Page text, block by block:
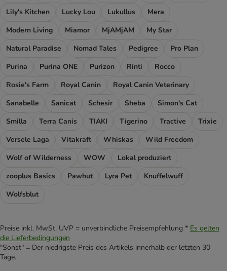
Lily's Kitchen
Lucky Lou Lukullus
Mera
Modern Living
Miamor MjAMjAM
My Star
Natural Paradise
Nomad Tales Pedigree
Pro Plan
Purina
Purina ONE Purizon Rinti
Rocco
Rosie's Farm
Royal Canin
Royal Canin Veterinary
Sanabelle
Sanicat Schesir Sheba
Simon's Cat
Smilla
Terra Canis TIAKI Tigerino Tractive
Trixie
Versele Laga
Vitakraft Whiskas
Wild Freedom
Wolf of Wilderness
WOW
Lokal produziert
zooplus Basics
Pawhut Lyra Pet
Knuffelwuff
Wolfsblut
Preise inkl. MwSt. UVP = unverbindliche Preisempfehlung * Es gelten
die Lieferbedingungen
"Sonst" = Der niedrigste Preis des Artikels innerhalb der letzten 30
Tage.